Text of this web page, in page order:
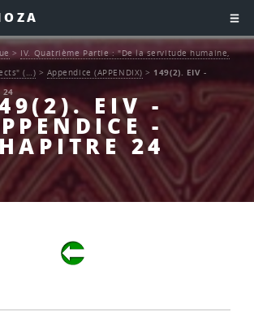
EIV -
-
24
> IV. Quatrième Partie : "De la servitude humaine,
(…) > Appendice (APPENDIX) > 149(2). EIV -
24